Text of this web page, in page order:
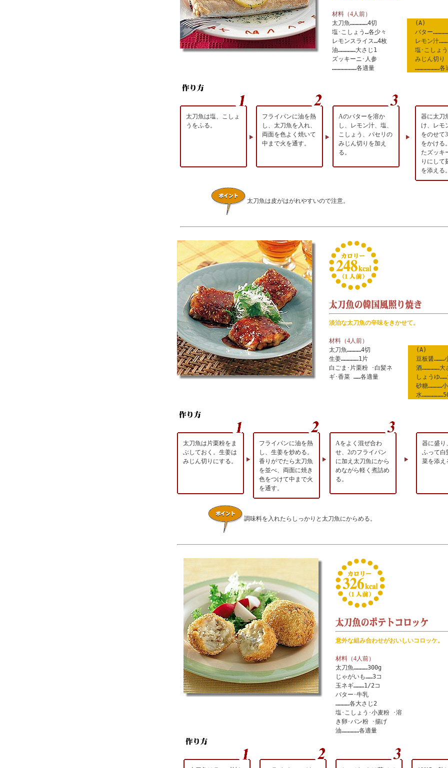
材料（4人前）
太刀魚……………4切
塩･こしょう…各少々
レモンスライス…4枚
油……………大さじ1
ズッキーニ･人参
…………………各適量
(A)
バター
レモン汁
塩･こしょ
みじん切り
…………………各
太刀魚は塩、こしょ
うをふる。
フライパンに油を熱
し、太刀魚を入れ、
両面を色よく焼いて
中まで火を通す。
Aのバターを溶か
し、レモン汁、塩、
こしょう、パセリの
みじん切りを加え
る。
器に太刀
け、レモ
をのせて
をかける
たズッキ
りにして
を添える。
太刀魚は皮がはがれやすいので注意。
淡泊な太刀魚の辛味をきかせて。
材料（4人前）
太刀魚…………4切
生姜……………1片
白ごま･片栗粉 ･白髪ネ
ギ･香菜 ……各適量
(A)
豆板醤………
酒……………大
しょうゆ
砂糖…………
水
太刀魚は片栗粉をま
ぶしておく。生姜は
みじん切りにする。
フライパンに油を熱
し、生姜を炒める。
香りがでたら太刀魚
を並べ、両面に焼き
色をつけて中まで火
を通す。
Aをよく混ぜ合わ
せ、2のフライパン
に加え太刀魚にから
めながら軽く煮詰め
る。
器に盛り
ふって白
菜を添え
調味料を入れたらしっかりと太刀魚にからめる。
意外な組み合わせがおいしいコロッケ。
材料（4人前）
太刀魚…………300g
じゃがいも……3コ
玉ネギ………1/2コ
バター･牛乳
…………各大さじ2
塩･こしょう･小麦粉 ･溶
き卵･パン粉 ･揚げ
油……………各適量